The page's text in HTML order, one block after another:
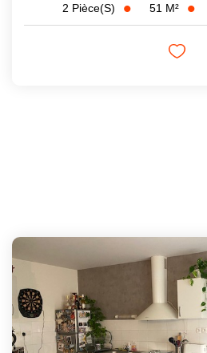
2 Pièce(s) 51 M²